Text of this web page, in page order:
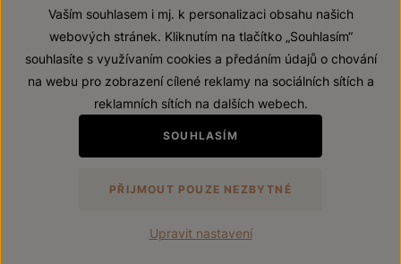
© 2026 ZNOVÍN ZNOJMO, a. s.
Prohlášení o přístupnosti
Zákaz prodeje alkoholických nápojů osobám mladším 18 let.
VytvořilwebProgress
Vaším souhlasem i mj. k personalizaci obsahu našich
webových stránek. Kliknutím na tlačítko „Souhlasím“
souhlasíte s využívaním cookies a předáním údajů o chování
na webu pro zobrazení cílené reklamy na sociálních sítích a
reklamních sítích na dalších webech.
SOUHLASÍM
PŘIJMOUT POUZE NEZBYTNÉ
Upravit nastavení